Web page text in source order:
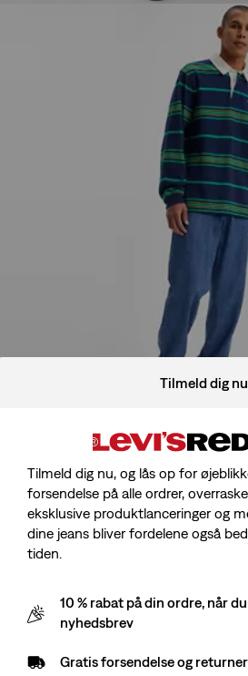
Modellen er 185 cm/6'1", Talje 76
568™ Stay Loose Lightweight
Sale
is
kr 574,00 Original
Was
Gratis forsendelsefor Red Tab™-
Tilmeld dig nu
Tilmeld dig nu, og lås op for
forsendelse på alle ordrer,
eksklusive produktlanceringer og
dine jeans bliver fordelene også
tiden.
10 % rabat på din ordre, når
nyhedsbrev
Gratis forsendelse og